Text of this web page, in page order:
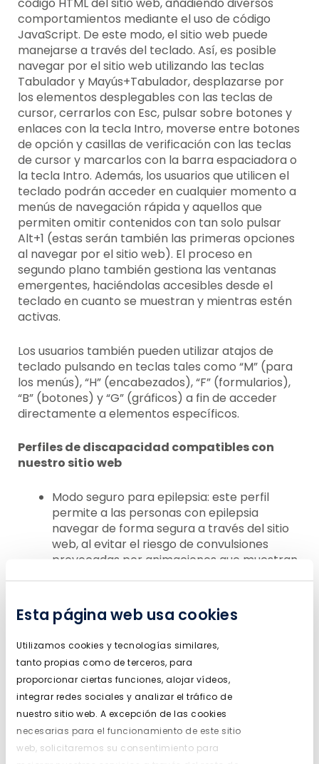
Esta página web usa cookies
Utilizamos cookies y tecnologías similares,
tanto propias como de terceros, para
proporcionar ciertas funciones, alojar vídeos,
integrar redes sociales y analizar el tráfico de
nuestro sitio web. A excepción de las cookies
necesarias para el funcionamiento de este sitio
web, solicitaremos su consentimiento para
código HTML del sitio web, añadiendo diversos
comportamientos mediante el uso de código
JavaScript. De este modo, el sitio web puede
manejarse a través del teclado. Así, es posible
navegar por el sitio web utilizando las teclas
Tabulador y Mayús+Tabulador, desplazarse por
los elementos desplegables con las teclas de
cursor, cerrarlos con Esc, pulsar sobre botones y
enlaces con la tecla Intro, moverse entre botones
de opción y casillas de verificación con las teclas
de cursor y marcarlos con la barra espaciadora o
la tecla Intro. Además, los usuarios que utilicen el
teclado podrán acceder en cualquier momento a
menús de navegación rápida y aquellos que
permiten omitir contenidos con tan solo pulsar
Alt+1 (estas serán también las primeras opciones
al navegar por el sitio web). El proceso en
segundo plano también gestiona las ventanas
emergentes, haciéndolas accesibles desde el
teclado en cuanto se muestran y mientras estén
activas.
Los usuarios también pueden utilizar atajos de
teclado pulsando en teclas tales como “M” (para
los menús), “H” (encabezados), “F” (formularios),
“B” (botones) y “G” (gráficos) a fin de acceder
directamente a elementos específicos.
Perfiles de discapacidad compatibles con
nuestro sitio web
Modo seguro para epilepsia: este perfil
permite a las personas con epilepsia
navegar de forma segura a través del sitio
web, al evitar el riesgo de convulsiones
provocadas por animaciones que muestran
Modo para personas con discapacidad
visual: este modo adapta el sitio web a las
necesidades de las personas con
discapacidades visuales tales como
degradación de la vista, visión túnel,
cataratas, glaucoma, etc.
Modo para discapacidades cognitivas: este
modo proporciona diferentes funciones de
asistencia para que las personas con
discapacidades cognitivas como dislexia,